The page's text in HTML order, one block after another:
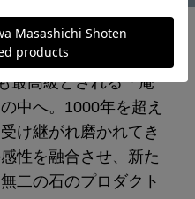
、香川県高松市に拠
手がける「AJI
最高級とされる「庵
中へ。1000年を超え
け継がれ磨かれてき
性を融合させ、新た
二の石のプロダクト